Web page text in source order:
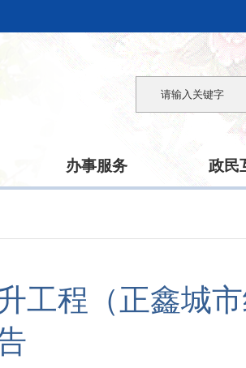
办事服务 政民
工程（正鑫城市